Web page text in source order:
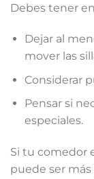
Debes tener
Dejar al
mover las
Considerar
Pensar si
especiales.
Si tu comedor
puede ser más